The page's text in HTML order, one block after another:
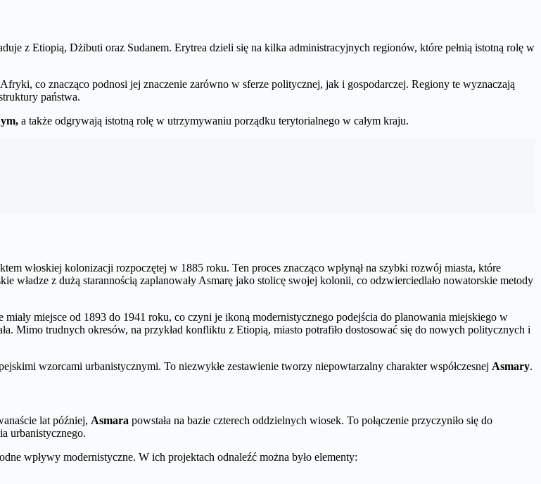
z Etiopią, Dżibuti oraz Sudanem. Erytrea dzieli się na kilka administracyjnych regionów, które pełnią istotną rolę w
co znacząco podnosi jej znaczenie zarówno w sferze politycznej, jak i gospodarczej. Regiony te wyznaczają
państwa.
a także odgrywają istotną rolę w utrzymywaniu porządku terytorialnego w całym kraju.
włoskiej kolonizacji rozpoczętej w 1885 roku. Ten proces znacząco wpłynął na szybki rozwój miasta, które
władze z dużą starannością zaplanowały Asmarę jako stolicę swojej kolonii, co odzwierciedlało nowatorskie metody
miejsce od 1893 do 1941 roku, co czyni je ikoną modernistycznego podejścia do planowania miejskiego w
Mimo trudnych okresów, na przykład konfliktu z Etiopią, miasto potrafiło dostosować się do nowych politycznych i
wzorcami urbanistycznymi. To niezwykłe zestawienie tworzy niepowtarzalny charakter współczesnej Asmary.
lat później, Asmara powstała na bazie czterech oddzielnych wiosek. To połączenie przyczyniło się do
urbanistycznego.
wpływy modernistyczne. W ich projektach odnaleźć można było elementy: